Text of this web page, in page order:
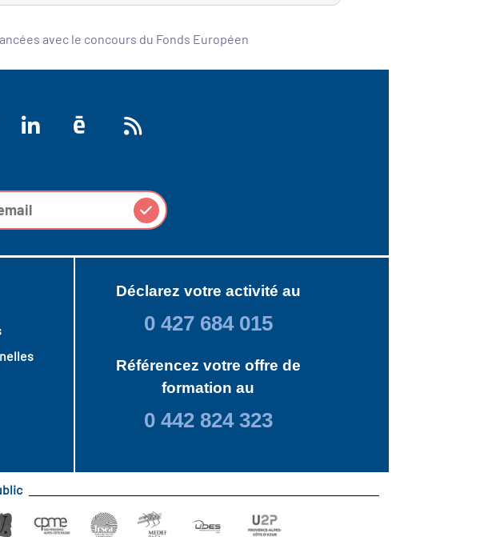
avec le concours du Fonds Européen
Déclarez votre activité au
0 427 684 015
Référencez votre offre de
formation au
0 442 824 323